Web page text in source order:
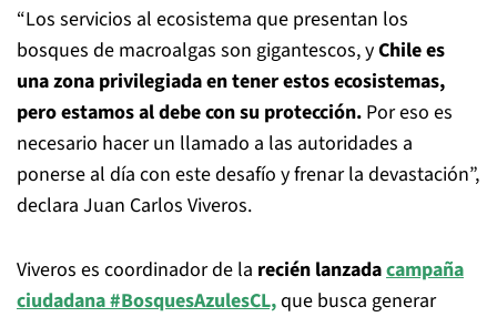
“Los servicios al ecosistema que presentan los
bosques de macroalgas son gigantescos, yChile es
una zona privilegiada en tener estos ecosistemas,
pero estamos al debe con su protección. Por eso es
necesario hacer un llamado a las autoridades a
ponerse al día con este desafío y frenar la devastación”,
declara Juan Carlos Viveros.
Viveros es coordinador de la recién lanzadacampaña
ciudadana #BosquesAzulesCL,que busca generar